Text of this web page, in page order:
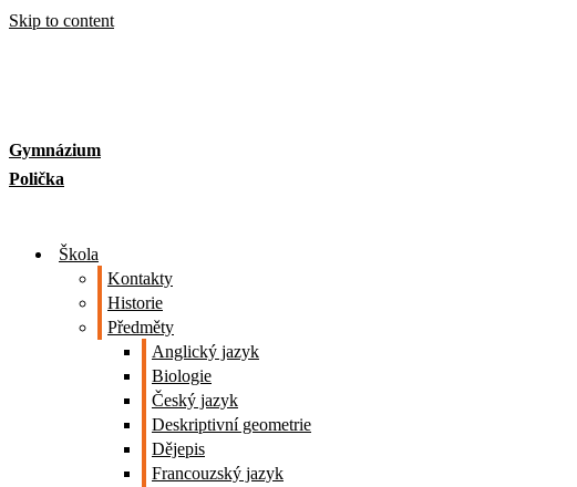
Skip to content
Gymnázium
Polička
Škola
Kontakty
Historie
Předměty
Anglický jazyk
Biologie
Český jazyk
Deskriptivní geometrie
Dějepis
Francouzský jazyk